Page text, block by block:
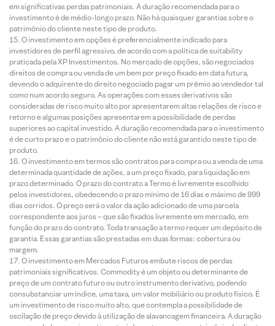
em significativas perdas patrimoniais. A duração recomendada para o
investimento é de médio-longo prazo. Não há quaisquer garantias sobre o
patrimônio do cliente neste tipo de produto.
O investimento em opções é preferencialmente indicado para
investidores de perfil agressivo, de acordo com a política de suitability
praticada pela XP Investimentos. No mercado de opções, são negociados
direitos de compra ou venda de um bem por preço fixado em data futura,
devendo o adquirente do direito negociado pagar um prêmio ao vendedor tal
como num acordo seguro. As operações com esses derivativos são
consideradas de risco muito alto por apresentarem altas relações de risco e
retorno e algumas posições apresentarem a possibilidade de perdas
superiores ao capital investido. A duração recomendada para o investimento
é de curto prazo e o patrimônio do cliente não está garantido neste tipo de
produto.
O investimento em termos são contratos para compra ou a venda de uma
determinada quantidade de ações, a um preço fixado, para liquidação em
prazo determinado. O prazo do contrato a Termo é livremente escolhido
pelos investidores, obedecendo o prazo mínimo de 16 dias e máximo de 999
dias corridos. O preço será o valor da ação adicionado de uma parcela
correspondente aos juros – que são fixados livremente em mercado, em
função do prazo do contrato. Toda transação a termo requer um depósito de
garantia. Essas garantias são prestadas em duas formas: cobertura ou
margem.
O investimento em Mercados Futuros embute riscos de perdas
patrimoniais significativos. Commodity é um objeto ou determinante de
preço de um contrato futuro ou outro instrumento derivativo, podendo
consubstanciar um índice, uma taxa, um valor mobiliário ou produto físico. É
um investimento de risco muito alto, que contempla a possibilidade de
oscilação de preço devido à utilização de alavancagem financeira. A duração